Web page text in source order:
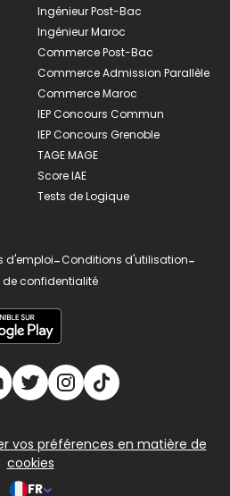
Ingénieur Post-Bac
Ingénieur Maroc
Commerce Post-Bac
Commerce Admission Parallèle
Commerce Maroc
IEP Concours Commun
IEP Concours Grenoble
TAGE MAGE
Score IAE
Tests de Logique
d'emploi-Conditions d'utilisation-
de confidentialité
vos préférences en matière de
cookies
FR